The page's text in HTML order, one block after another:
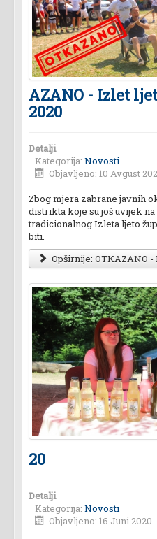
AZANO - Izlet
2020
Detalji
Kategorija: Novosti
Objavljeno: 10 Avgust
Zbog mjera zabrane javnih
distrikta koje su još uvijek
tradicionalnog Izleta ljeto
biti.
Opširnije: OTKAZANO
20
Detalji
Kategorija: Novosti
Objavljeno: 16 Juni 2020